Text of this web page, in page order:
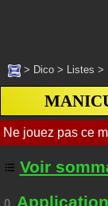
> Dico > Listes >
Voir